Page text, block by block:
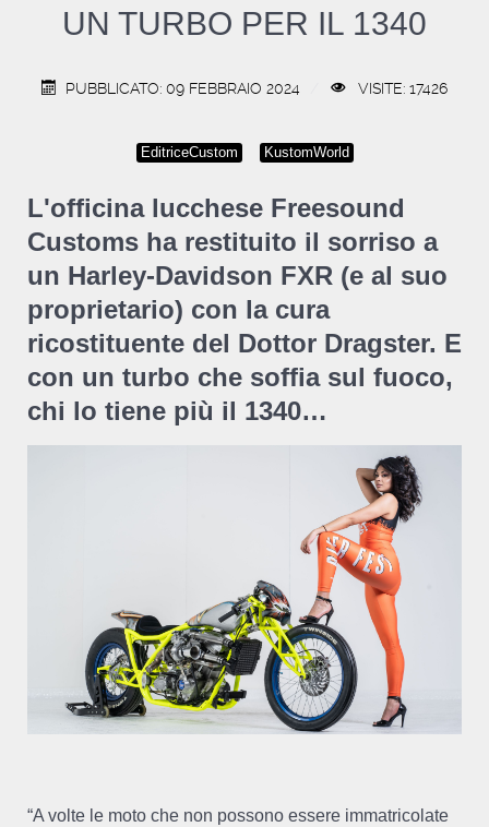
UN TURBO PER IL 1340
PUBBLICATO: 09 FEBBRAIO 2024 VISITE: 17426
EditriceCustom KustomWorld
L'officina lucchese Freesound
Customs ha restituito il sorriso a
un Harley-Davidson FXR (e al suo
proprietario) con la cura
ricostituente del Dottor Dragster. E
con un turbo che soffia sul fuoco,
chi lo tiene più il 1340…
“A volte le moto che non possono essere immatricolate